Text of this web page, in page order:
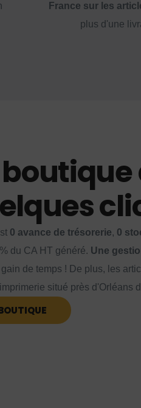
France sur les
plus d'une
0 avance de trésorerie, 0
du CA HT généré. Une
de temps ! De plus, les
situé près d'Orléans